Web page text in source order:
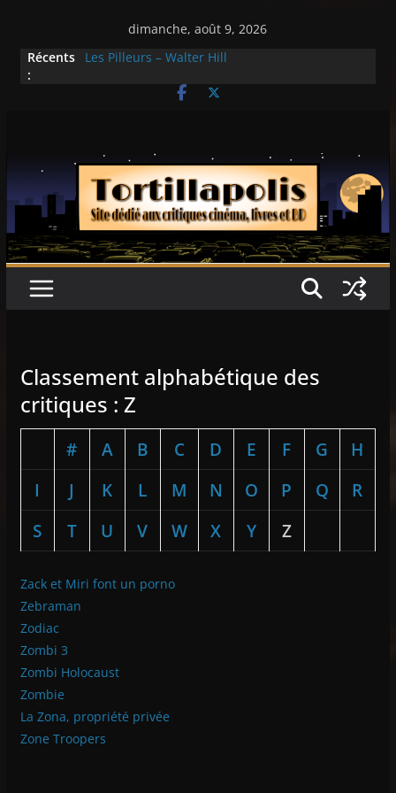
contenu
dimanche, août 9, 2026
Récents
:
Les Pilleurs – Walter Hill
Mille milliards de dollars – Henri Verneuil
Classement alphabétique des
critiques : Z
# A B C D E F G
H
I
J K L M N O P Q
R
S
T U V W X Y Z
Zack et Miri font un porno
Zebraman
Zodiac
Zombi 3
Zombi Holocaust
Zombie
La Zona, propriété privée
Zone Troopers